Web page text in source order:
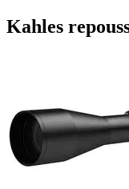
Kahles